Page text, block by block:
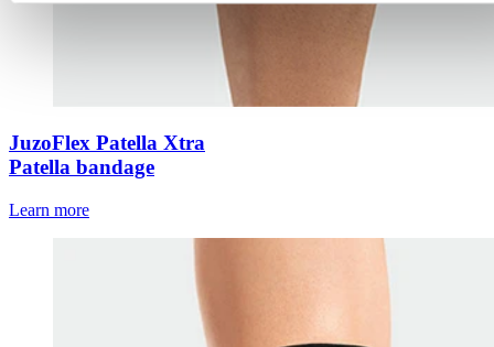
JuzoFlex Patella Xtra
Patella bandage
Learn more